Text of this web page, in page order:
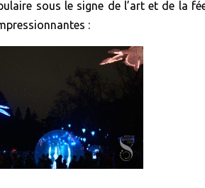
sous le signe de l’art et de la
: